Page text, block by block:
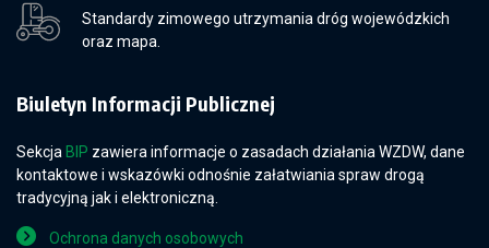
Standardy zimowego utrzymania dróg wojewódzkich
oraz mapa.
Biuletyn Informacji Publicznej
Sekcja BIP zawiera informacje o zasadach działania WZDW, dane
kontaktowe i wskazówki odnośnie załatwiania spraw drogą
tradycyjną jak i elektroniczną.
Ochrona danych osobowych